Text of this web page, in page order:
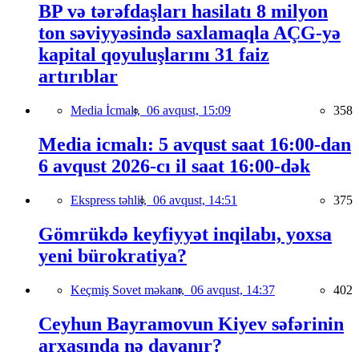
BP və tərəfdaşları hasilatı 8 milyon
ton səviyyəsində saxlamaqla AÇG-yə
kapital qoyuluşlarını 31 faiz
artırıblar
Media İcmalı, 06 avqust, 15:09 358
Media icmalı: 5 avqust saat 16:00-dan
6 avqust 2026-cı il saat 16:00-dək
Ekspress təhlil, 06 avqust, 14:51 375
Gömrükdə keyfiyyət inqilabı, yoxsa
yeni bürokratiya?
Keçmiş Sovet məkanı, 06 avqust, 14:37 402
Ceyhun Bayramovun Kiyev səfərinin
arxasında nə dayanır?